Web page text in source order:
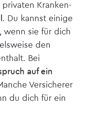
privaten Kranken­
. Du kannst einige
wenn sie für dich
den
Bei
auf ein
Versicherer
du dich für ein